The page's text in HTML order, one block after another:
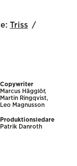
Triss
Copywriter
Marcus Hägglöf,
Martin Ringqvist,
Leo Magnusson
Produktionsledare
Patrik Danroth